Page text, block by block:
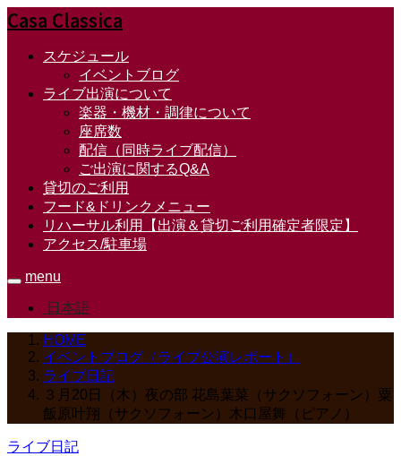
Casa Classica
スケジュール
イベントブログ
ライブ出演について
楽器・機材・調律について
座席数
配信（同時ライブ配信）
ご出演に関するQ&A
貸切のご利用
フード&ドリンクメニュー
リハーサル利用【出演＆貸切ご利用確定者限定】
アクセス/駐車場
menu
日本語
HOME
イベントブログ（ライブ公演レポート）
ライブ日記
３月20日（木）夜の部 花島葉菜（サクソフォーン）粟
飯原叶翔（サクソフォーン）木口屋舞（ピアノ）
ライブ日記